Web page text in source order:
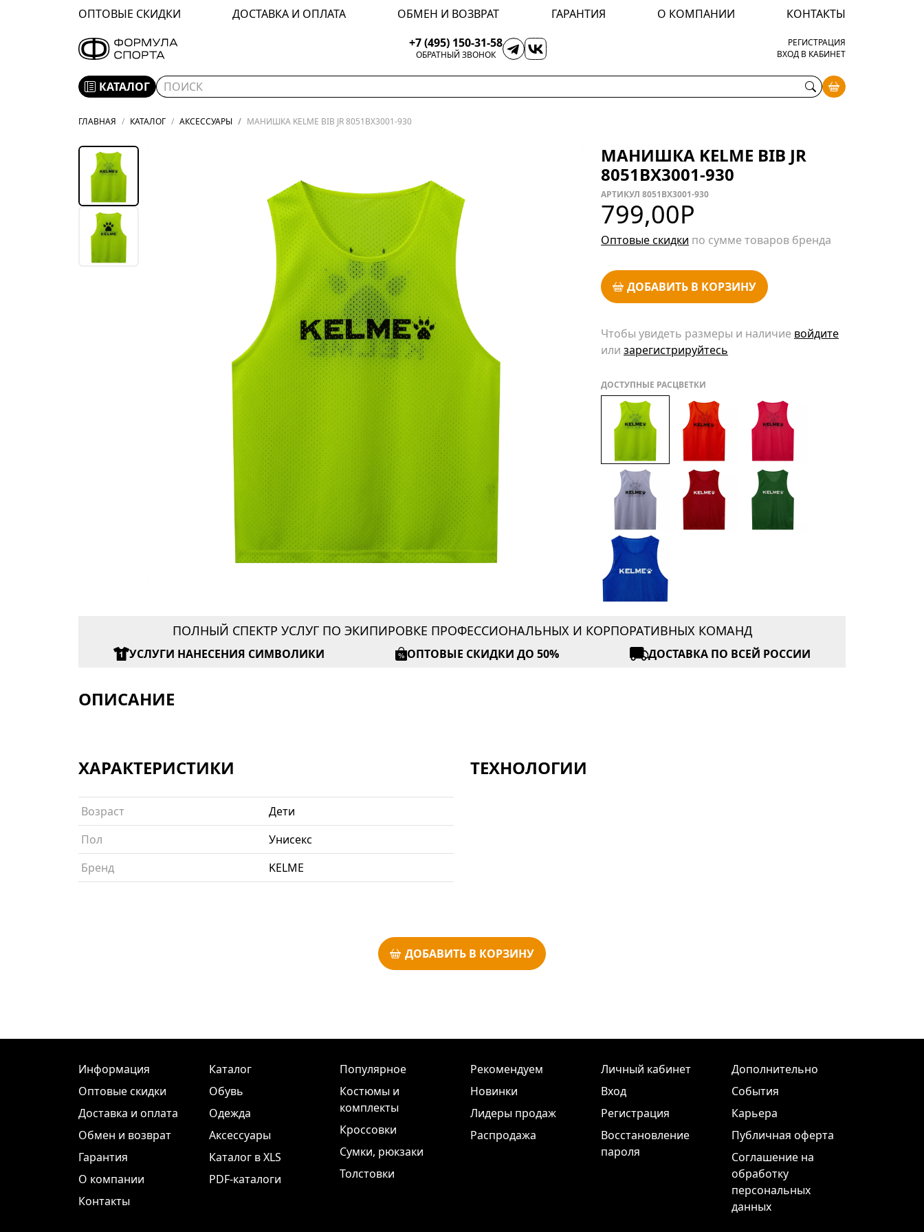
ОПТОВЫЕ СКИДКИ ДОСТАВКА И ОПЛАТА ОБМЕН И ВОЗВРАТ ГАРАНТИЯ О КОМПАНИИ
КОНТАКТЫ
+7 (495) 150-31-58
ОБРАТНЫЙ ЗВОНОК
РЕГИСТРАЦИЯ
ВХОД В КАБИНЕТ
КАТАЛОГ
ГЛАВНАЯ КАТАЛОГ АКСЕССУАРЫ МАНИШКА KELME BIB JR 8051BX3001-930
МАНИШКА KELME BIB JR
8051BX3001-930
АРТИКУЛ 8051BX3001-930
799,00Р
Оптовые скидки по сумме товаров бренда
ДОБАВИТЬ В КОРЗИНУ
Чтобы увидеть размеры и наличие войдите
или зарегистрируйтесь
ДОСТУПНЫЕ РАСЦВЕТКИ
ПОЛНЫЙ СПЕКТР УСЛУГ ПО ЭКИПИРОВКЕ ПРОФЕССИОНАЛЬНЫХ И КОРПОРАТИВНЫХ КОМАНД
УСЛУГИ НАНЕСЕНИЯ СИМВОЛИКИ ОПТОВЫЕ СКИДКИ ДО 50% ДОСТАВКА ПО ВСЕЙ РОССИИ
ОПИСАНИЕ
ХАРАКТЕРИСТИКИ
Возраст
Дети
Пол
Унисекс
Бренд
KELME
ТЕХНОЛОГИИ
ДОБАВИТЬ В КОРЗИНУ
Информация
Оптовые скидки
Доставка и оплата
Обмен и возврат
Гарантия
О компании
Контакты
Каталог
Обувь
Одежда
Аксессуары
Каталог в XLS
PDF-каталоги
Популярное
Костюмы и
комплекты
Кроссовки
Сумки, рюкзаки
Толстовки
Рекомендуем
Новинки
Лидеры продаж
Распродажа
Личный кабинет
Вход
Регистрация
Восстановление
пароля
Дополнительно
События
Карьера
Публичная оферта
Соглашение на
обработку
персональных
данных